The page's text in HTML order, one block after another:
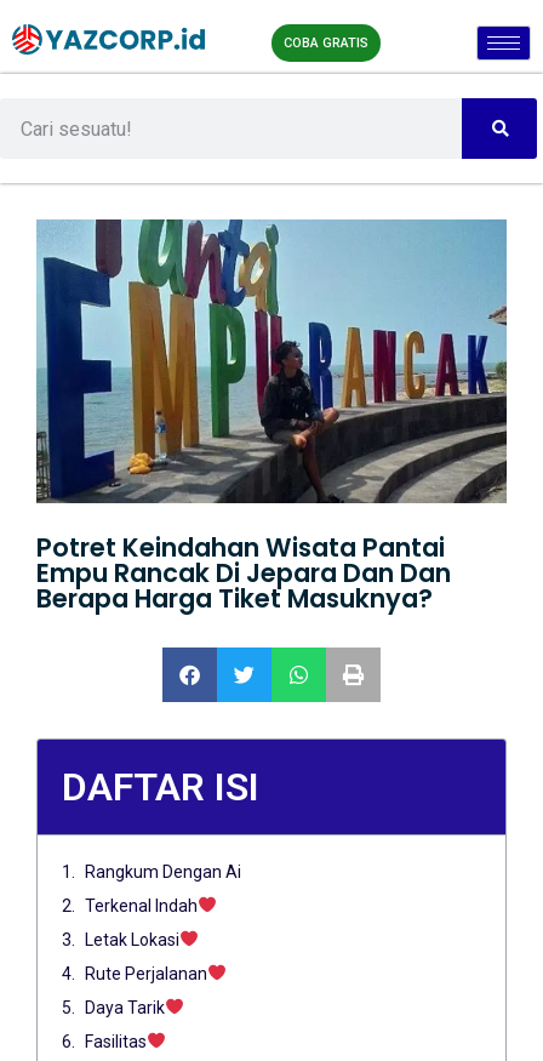
COBA GRATIS
Potret Keindahan Wisata Pantai
Empu Rancak Di Jepara Dan Dan
Berapa Harga Tiket Masuknya?
DAFTAR ISI
Rangkum Dengan Ai
Terkenal Indah
Letak Lokasi
Rute Perjalanan
Daya Tarik
Fasilitas